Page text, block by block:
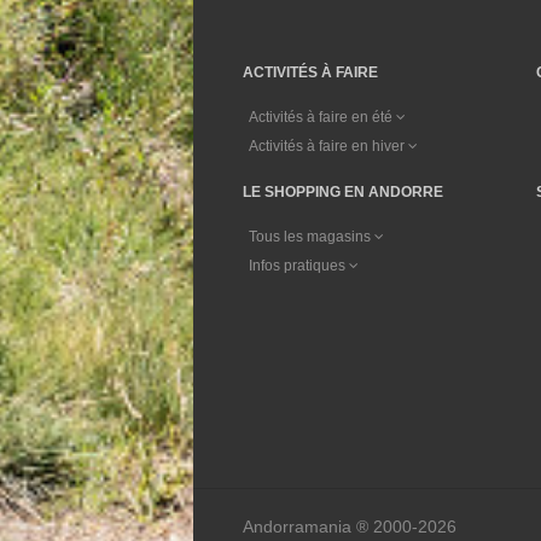
ACTIVITÉS À FAIRE
Activités à faire en été
Activités à faire en hiver
LE SHOPPING EN ANDORRE
Tous les magasins
Infos pratiques
Andorramania ® 2000-2026